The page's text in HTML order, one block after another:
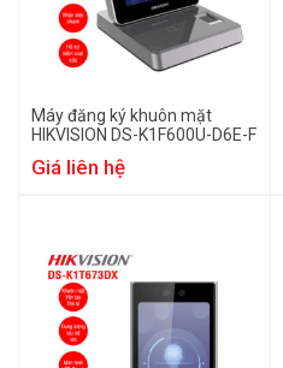
Máy đăng ký khuôn mặt
HIKVISION DS-K1F600U-D6E-F
Giá liên hệ